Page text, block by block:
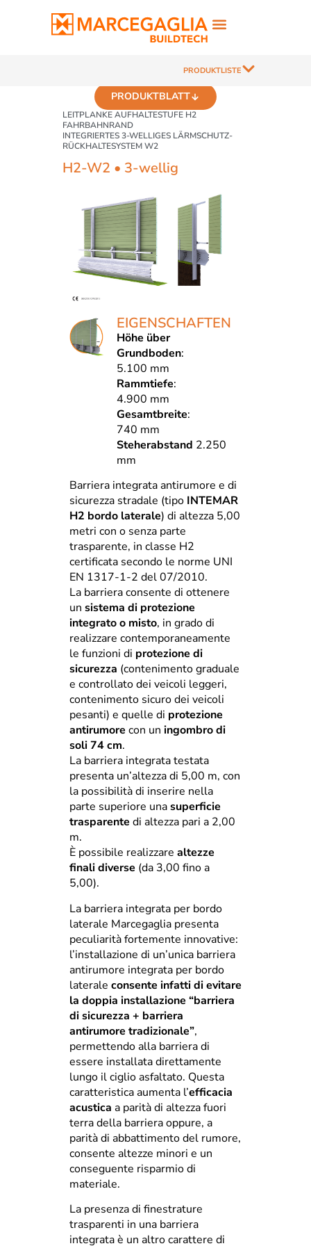
PRODUKTLISTE
LEITPLANKE AUFHALTESTUFE H2
FAHRBAHNRAND
INTEGRIERTES 3-WELLIGES LÄRMSCHUTZ-
RÜCKHALTESYSTEM W2
PRODUKTBLATT
H2-W2 • 3-wellig
EIGENSCHAFTEN
Höhe über
Grundboden:
5.100 mm
Rammtiefe:
4.900 mm
Gesamtbreite:
740 mm
Steherabstand 2.250
mm
Barriera integrata antirumore e di
sicurezza stradale (tipo INTEMAR
H2 bordo laterale) di altezza 5,00
metri con o senza parte
trasparente, in classe H2
certificata secondo le norme UNI
EN 1317-1-2 del 07/2010.
La barriera consente di ottenere
un sistema di protezione
integrato o misto, in grado di
realizzare contemporaneamente
le funzioni di protezione di
sicurezza (contenimento graduale
e controllato dei veicoli leggeri,
contenimento sicuro dei veicoli
pesanti) e quelle di protezione
antirumore con un ingombro di
soli 74 cm.
La barriera integrata testata
presenta un’altezza di 5,00 m, con
la possibilità di inserire nella
parte superiore unasuperficie
trasparente di altezza pari a 2,00
m.
È possibile realizzare altezze
finali diverse (da 3,00 fino a
5,00).
La barriera integrata per bordo
laterale Marcegaglia presenta
peculiarità fortemente innovative:
l’installazione di un’unica barriera
antirumore integrata per bordo
laterale consente infatti di evitare
la doppia installazione “barriera
di sicurezza + barriera
antirumore tradizionale”,
permettendo alla barriera di
essere installata direttamente
lungo il ciglio asfaltato. Questa
caratteristica aumenta l’efficacia
acustica a parità di altezza fuori
terra della barriera oppure, a
parità di abbattimento del rumore,
consente altezze minori e un
conseguente risparmio di
materiale.
La presenza di finestrature
trasparenti in una barriera
integrata è un altro carattere di